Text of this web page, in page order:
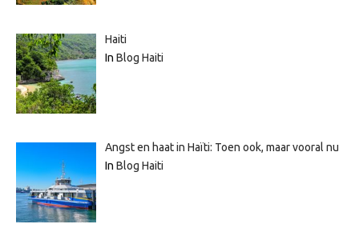
Haiti
In Blog Haiti
Angst en haat in Haïti: Toen ook, maar vooral nu
In Blog Haiti